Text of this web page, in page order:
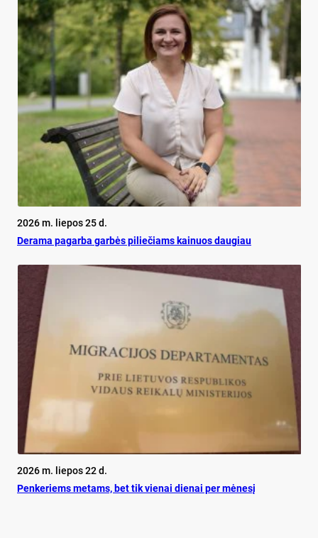
2026 m. liepos 25 d.
De­ra­ma pa­gar­ba gar­bės pi­lie­čiams kai­nuos dau­giau
2026 m. liepos 22 d.
Pen­ke­riems me­tams, bet tik vie­nai die­nai per mė­ne­sį